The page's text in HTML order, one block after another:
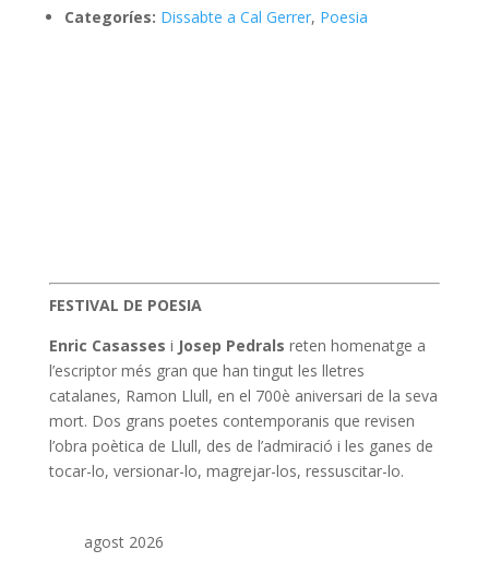
Categoríes: Dissabte a Cal Gerrer, Poesia
FESTIVAL DE POESIA
Enric Casasses i Josep Pedrals reten homenatge a
l’escriptor més gran que han tingut les lletres
catalanes, Ramon Llull, en el 700è aniversari de la seva
mort. Dos grans poetes contemporanis que revisen
l’obra poètica de Llull, des de l’admiració i les ganes de
tocar-lo, versionar-lo, magrejar-los, ressuscitar-lo.
agost 2026